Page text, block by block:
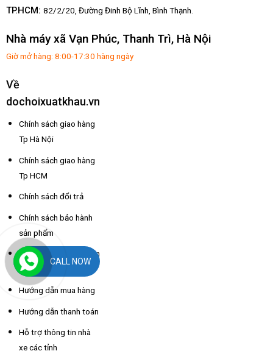
TP.HCM: 82/2/20, Đường Đinh Bộ Lĩnh, Bình Thạnh.
Nhà máy xã Vạn Phúc, Thanh Trì, Hà Nội
Giờ mở hàng: 8:00-17:30 hàng ngày
Về
dochoixuatkhau.vn
Chính sách giao hàng
Tp Hà Nội
Chính sách giao hàng
Tp HCM
Chính sách đổi trả
Chính sách bảo hành
sản phẩm
Hướng dẫn lắp đặt sản
phẩm
Hướng dẫn mua hàng
Hướng dẫn thanh toán
Hỗ trợ thông tin nhà
xe các tỉnh
CALL NOW